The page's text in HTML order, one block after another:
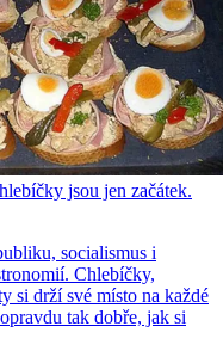
jsou jen začátek.
socialismus i
Chlebíčky,
si drží své místo na každé
tak dobře, jak si